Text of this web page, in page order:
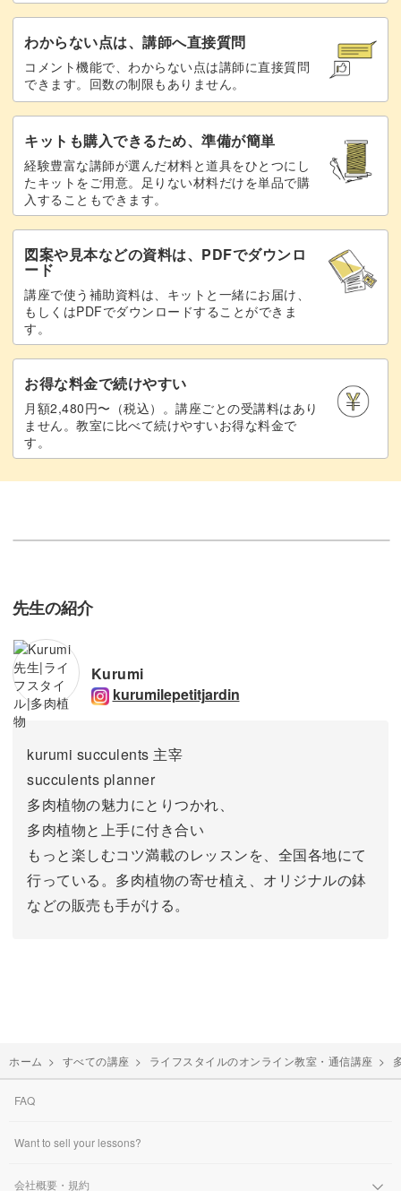
わからない点は、講師へ直接質問
コメント機能で、わからない点は講師に直接質問
できます。回数の制限もありません。
キットも購入できるため、準備が簡単
経験豊富な講師が選んだ材料と道具をひとつにし
たキットをご用意。足りない材料だけを単品で購
入することもできます。
図案や見本などの資料は、PDFでダウンロ
ード
講座で使う補助資料は、キットと一緒にお届け、
もしくはPDFでダウンロードすることができま
す。
お得な料金で続けやすい
月額2,480円〜（税込）。講座ごとの受講料はあり
ません。教室に比べて続けやすいお得な料金で
す。
先生の紹介
Kurumi
kurumilepetitjardin
kurumi succulents 主宰
succulents planner
多肉植物の魅力にとりつかれ、
多肉植物と上手に付き合い
もっと楽しむコツ満載のレッスンを、全国各地にて
行っている。多肉植物の寄せ植え、オリジナルの鉢
などの販売も手がける。
ホーム > すべての講座 > ライフスタイルのオンライン教室・通信講座 >
FAQ
Want to sell your lessons?
会社概要・規約